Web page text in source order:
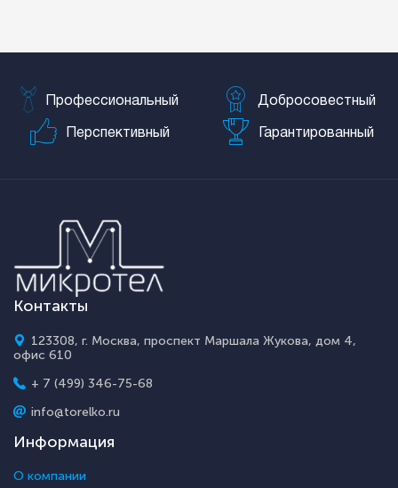
Профессиональный Добросовестный
Перспективный Гарантированный
Контакты
123308, г. Москва, проспект Маршала Жукова, дом 4,
офис 610
+ 7 (499) 346-75-68
info@torelko.ru
Информация
О компании